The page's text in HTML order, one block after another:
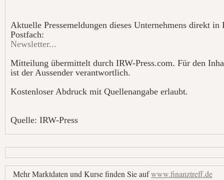
Aktuelle Pressemeldungen dieses Unternehmens direkt in
Postfach:
Newsletter...
Mitteilung übermittelt durch IRW-Press.com. Für den
ist der Aussender verantwortlich.
Kostenloser Abdruck mit Quellenangabe erlaubt.
Quelle: IRW-Press
Mehr Marktdaten und Kurse finden Sie aufwww.finanztreff.de